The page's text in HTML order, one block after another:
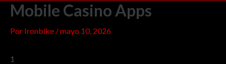
Mobile Casino Apps
Por Ironbike /mayo 10, 2026
1